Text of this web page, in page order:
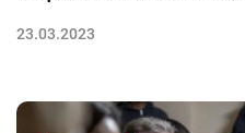
23.03.2023